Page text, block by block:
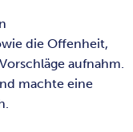
die Offenheit,
aufnahm.
machte eine